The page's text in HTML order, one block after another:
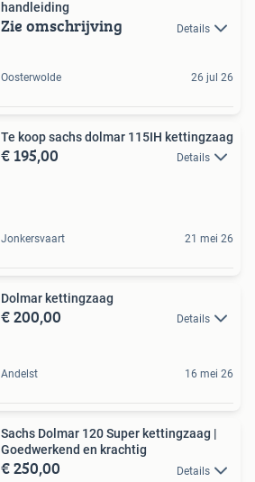
handleiding
Zie omschrijving Details
Oosterwolde 26 jul 26
Te koop sachs dolmar 115IH kettingzaag
€ 195,00 Details
Jonkersvaart 21 mei 26
Dolmar kettingzaag
€ 200,00 Details
Andelst 16 mei 26
Sachs Dolmar 120 Super kettingzaag |
Goedwerkend en krachtig
€ 250,00 Details